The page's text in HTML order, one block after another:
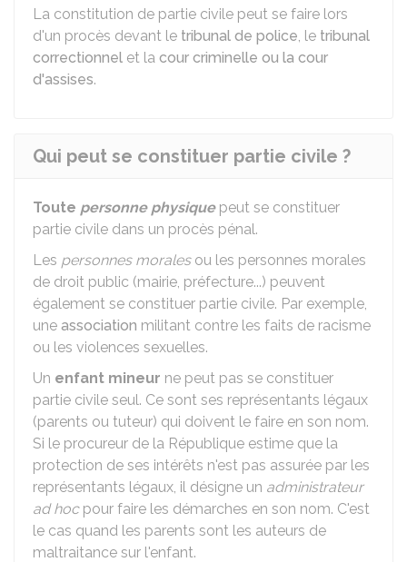
La constitution de partie civile peut se faire lors
d'un procès devant le tribunal de police, le tribunal
correctionnel et la cour criminelle ou la cour
d'assises.
Qui peut se constituer partie civile ?
Toute personne physiquepeut se constituer
partie civile dans un procès pénal.
Les personnes moralesou les personnes morales
de droit public (mairie, préfecture...) peuvent
également se constituer partie civile. Par exemple,
une association militant contre les faits de racisme
ou les violences sexuelles.
Un enfant mineur ne peut pas se constituer
partie civile seul. Ce sont ses représentants légaux
(parents ou tuteur) qui doivent le faire en son nom.
Si le procureur de la République estime que la
protection de ses intérêts n'est pas assurée par les
représentants légaux, il désigne un administrateur
ad hocpour faire les démarches en son nom. C'est
le cas quand les parents sont les auteurs de
maltraitance sur l'enfant.